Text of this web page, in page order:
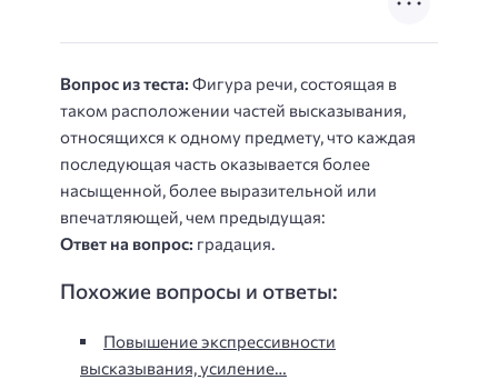
Вопрос из теста: Фигура речи, состоящая в
таком расположении частей высказывания,
относящихся к одному предмету, что каждая
последующая часть оказывается более
насыщенной, более выразительной или
впечатляющей, чем предыдущая:
Ответ на вопрос: градация.
Похожие вопросы и ответы:
Повышение экспрессивности
высказывания, усиление…